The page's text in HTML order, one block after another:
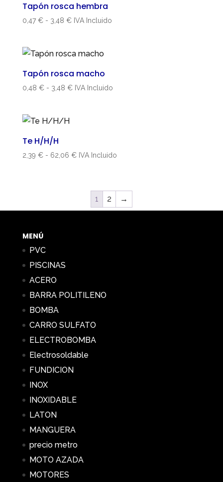
hasta
4,46 €
Tapón rosca hembra
0,47 € - 3,48 €Rango
desde
hasta
3,48 €
IVA Incluido
Tapón rosca macho
0,48 € - 3,48 €Rango
3,48 €
IVA Incluido
Te H/H/H
2,39 € - 62,06 €Rango
desde
2,39 €
hasta
IVA Incluido
1 2 →
MENÚ
PVC
PISCINAS
ACERO
BARRA POLITILENO
BOMBA
CARRO SULFATO
ELECTROBOMBA
Electrosoldable
FUNDICION
INOX
INOXIDABLE
LATON
MANGUERA
precio metro
MOTO AZADA
MOTORES